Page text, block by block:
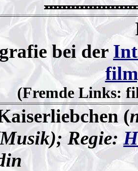
bei der
(Fremde Links:
(
Regie: